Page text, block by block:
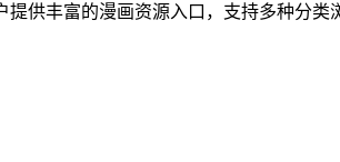
供丰富的漫画资源入口，支持多种分